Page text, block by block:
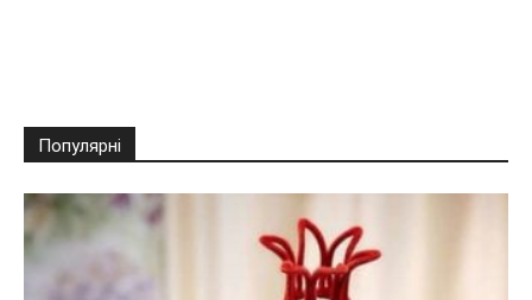
Популярні